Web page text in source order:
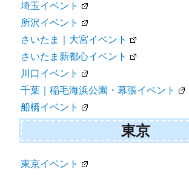
埼玉イベント
所沢イベント
さいたま｜大宮イベント
さいたま新都心イベント
川口イベント
千葉｜稲毛海浜公園・幕張イベント
船橋イベント
東京
東京イベント